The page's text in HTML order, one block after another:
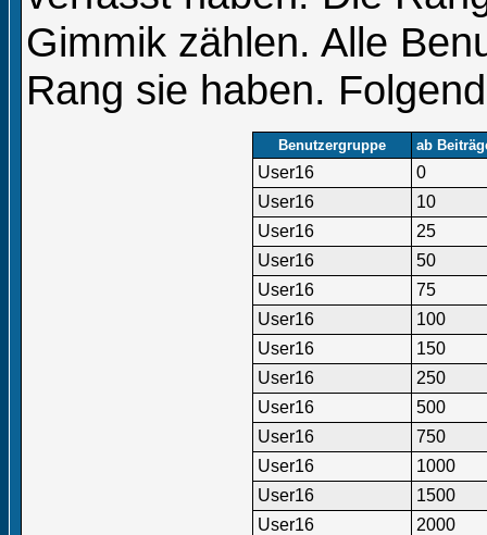
Gimmik zählen. Alle
Rang sie haben.
Benutzergruppe ab
User16
0
User16
10
User16
25
User16
50
User16
75
User16
100
User16
150
User16
250
User16
500
User16
750
User16
1000
User16
1500
User16
2000